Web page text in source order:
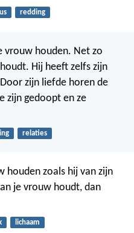
redding
vrouw houden. Net zo
Hij heeft zelfs zijn
zijn liefde horen de
zijn gedoopt en ze
relaties
houden zoals hij van zijn
je vrouw houdt, dan
lichaam